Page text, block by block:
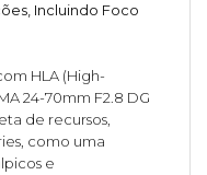
Incluindo Foco
HLA (High-
24-70mm F2.8 DG
de recursos,
como uma
e